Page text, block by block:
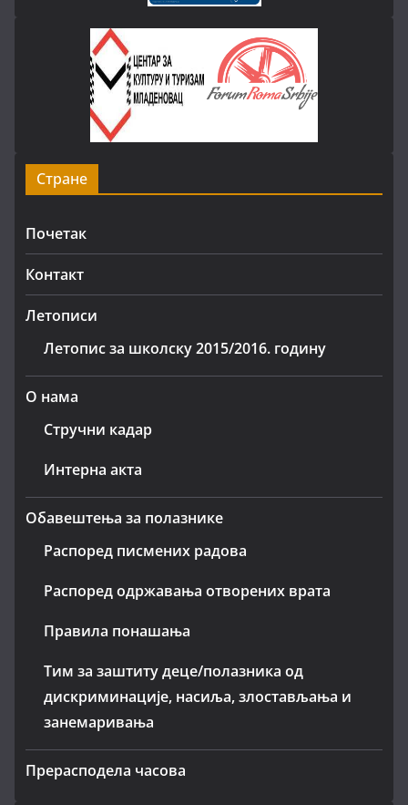
Стране
Почетак
Контакт
Летописи
Летопис за школску 2015/2016. годину
О нама
Стручни кадар
Интерна акта
Обавештења за полазнике
Распоред писмених радова
Распоред одржавања отворених врата
Правила понашања
Тим за заштиту деце/полазника од
дискриминације, насиља, злостављања и
занемаривања
Прерасподела часова